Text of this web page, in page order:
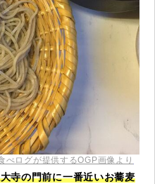
べログが提供するOGP画像より
寺の門前に一番近いお蕎麦